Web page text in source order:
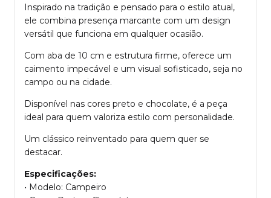
Inspirado na tradição e pensado para o estilo atual,
ele combina presença marcante com um design
versátil que funciona em qualquer ocasião.
Com aba de 10 cm e estrutura firme, oferece um
caimento impecável e um visual sofisticado, seja no
campo ou na cidade.
Disponível nas cores preto e chocolate, é a peça
ideal para quem valoriza estilo com personalidade.
Um clássico reinventado para quem quer se
destacar.
Especificações:
• Modelo: Campeiro